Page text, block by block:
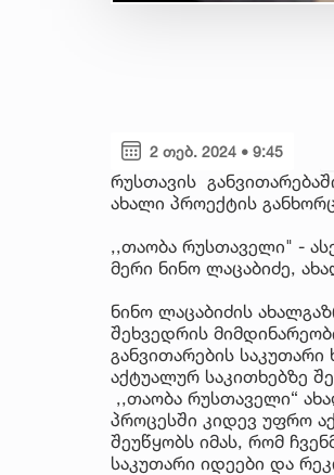
2 თებ. 2024 • 9:45
რუსთავის
ახალი პროექტის
,,თაობა რუსთაველი" -
მერი ნინო ლაცაბიძე,
ნინო ლაცაბიძის
შეხვედრის
განვითარების
აქტუალურ საკითხებზე
,,თაობა რუსთაველი“
პროცესში კიდევ უფრო
შეუწყობს იმას, რომ
საკუთარი იდეები და